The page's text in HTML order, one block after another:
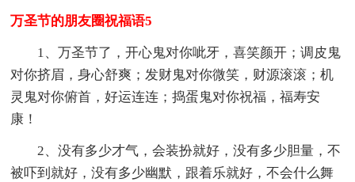
万圣节的朋友圈祝福语5
1、万圣节了，开心鬼对你呲牙，喜笑颜开；调皮鬼
对你挤眉，身心舒爽；发财鬼对你微笑，财源滚滚；机
灵鬼对你俯首，好运连连；捣蛋鬼对你祝福，福寿安
康！
2、没有多少才气，会装扮就好，没有多少胆量，不
被吓到就好，没有多少幽默，跟着乐就好，不会什么舞